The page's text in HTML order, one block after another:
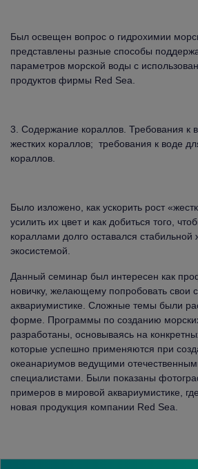
Был освещен вопрос о гидрохимии
представлены разные способы
параметров морской воды с
продуктов фирмы Red Sea.
3. Содержание кораллов. Требования к
жестких кораллов; требования к воде
кораллов.
Было изложено, как ускорить рост
усилить их цвет и как добиться того,
кораллами долго оставался стабильной
экосистемой.
Данный семинар был интересен как
новичку, желающему попробовать свои
аквариумистике. Сложные темы были
форме. Программы по созданию
разработаны, основываясь на
которые успешно применяются при
океанариумов ведущими
специалистами. Были показаны
примеров в мировой аквариумистике,
новая продукция компании Red Sea.